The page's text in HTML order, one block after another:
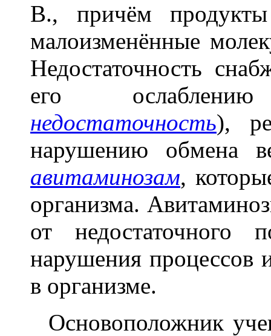
В., причём
малоизменённые
Недостаточность
его
недостаточность),
нарушению обмена
авитаминозам,
организма.
от
нарушения процессов
в организме.
Основоположник